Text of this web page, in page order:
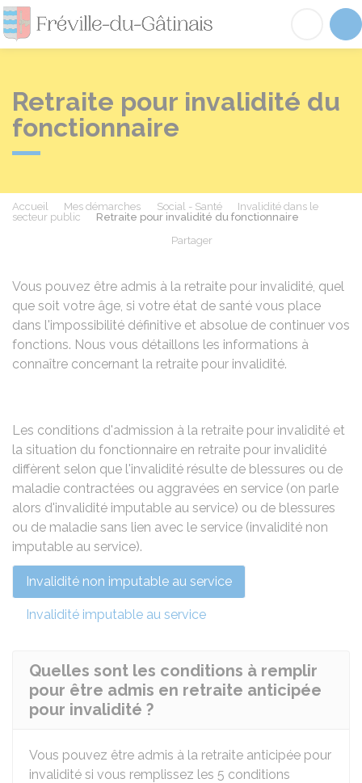
Fréville-du-
Retraite pour invalidité du
fonctionnaire
Accueil Mes démarches Social - Santé
Invalidité dans le
secteur public
Retraite pour invalidité du fonctionnaire
Partager
Vous pouvez être admis à la retraite pour invalidité, quel
que soit votre âge, si votre état de santé vous place
dans l'impossibilité définitive et absolue de continuer vos
fonctions. Nous vous détaillons les informations à
connaître concernant la retraite pour invalidité.
Les conditions d'admission à la retraite pour invalidité et
la situation du fonctionnaire en retraite pour invalidité
diffèrent selon que l'invalidité résulte de blessures ou de
maladie contractées ou aggravées en service (on parle
alors d'invalidité imputable au service) ou de blessures
ou de maladie sans lien avec le service (invalidité non
imputable au service).
Invalidité non imputable au service
Invalidité imputable au service
Quelles sont les conditions à remplir
pour être admis en retraite anticipée
pour invalidité ?
Vous pouvez être admis à la retraite anticipée pour
invalidité si vous remplissez les 5 conditions